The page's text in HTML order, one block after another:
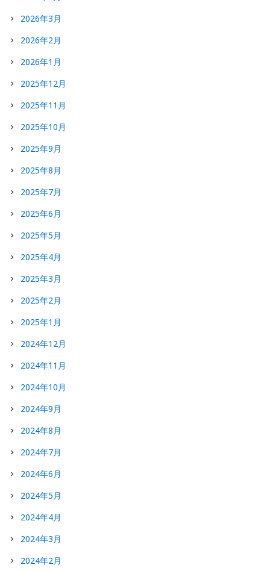
2026年3月
2026年2月
2026年1月
2025年12月
2025年11月
2025年10月
2025年9月
2025年8月
2025年7月
2025年6月
2025年5月
2025年4月
2025年3月
2025年2月
2025年1月
2024年12月
2024年11月
2024年10月
2024年9月
2024年8月
2024年7月
2024年6月
2024年5月
2024年4月
2024年3月
2024年2月